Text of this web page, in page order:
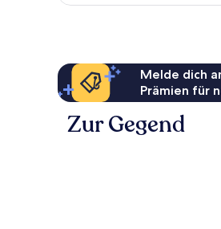
Melde dich
Prämien für
Zur Gegend